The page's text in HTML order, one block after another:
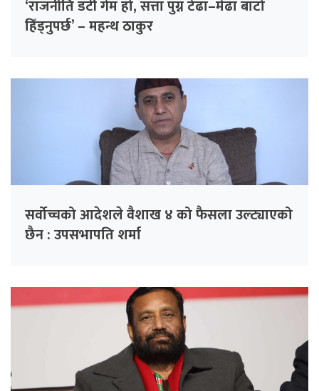
‘राजनीति डर्टी गेम हो, सत्ता पुग्न टेढा–मेढा बाटो
हिँड्नुपर्छ’ – महन्थ ठाकुर
सर्वोच्चको आदेशले वैशाख ४ को फैसला उल्ट्याएको
छैन : उपसभापति शर्मा